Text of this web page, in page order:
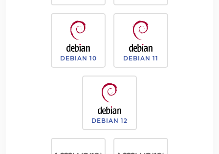
DEBIAN 10 DEBIAN 11
DEBIAN 12